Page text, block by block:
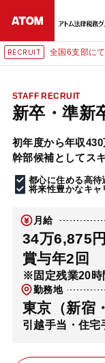
RECRUIT 全国6支部に
STAFF RECRUIT
新卒・準新
初年度から年収430
幹部候補としてス
都心に住める高待
将来性豊かなキャ
月給
34万6,875円
賞与年2回
※固定残業20時
勤務地
東京（新宿
引越手当・住宅
無料相談
電話
ホーム
解決実績
アクセス
弁護士・税理士